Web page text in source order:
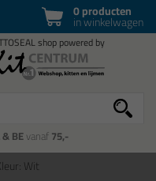
0 producten
in winkelwagen
BEvanaf75,-
Wit